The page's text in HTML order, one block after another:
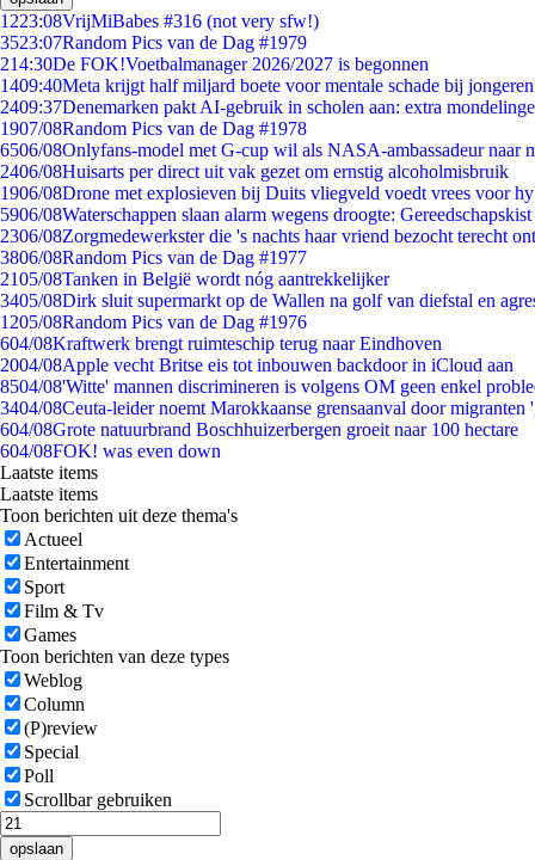
1223:08VrijMiBabes #316 (not very sfw!)
3523:07Random Pics van de Dag #1979
214:30De FOK!Voetbalmanager 2026/2027 is begonnen
1409:40Meta krijgt half miljard boete voor mentale schade bij jongeren
2409:37Denemarken pakt AI-gebruik in scholen aan: extra
1907/08Random Pics van de Dag #1978
6506/08Onlyfans-model met G-cup wil als NASA-ambassadeur naar
2406/08Huisarts per direct uit vak gezet om ernstig alcoholmisbruik
1906/08Drone met explosieven bij Duits vliegveld voedt vrees voor
5906/08Waterschappen slaan alarm wegens droogte:
2306/08Zorgmedewerkster die 's nachts haar vriend bezocht terecht
3806/08Random Pics van de Dag #1977
2105/08Tanken in België wordt nóg aantrekkelijker
3405/08Dirk sluit supermarkt op de Wallen na golf van diefstal en
1205/08Random Pics van de Dag #1976
604/08Kraftwerk brengt ruimteschip terug naar Eindhoven
2004/08Apple vecht Britse eis tot inbouwen backdoor in iCloud aan
8504/08'Witte' mannen discrimineren is volgens OM geen enkel
3404/08Ceuta-leider noemt Marokkaanse grensaanval door migranten
604/08Grote natuurbrand Boschhuizerbergen groeit naar 100 hectare
604/08FOK! was even down
Laatste items
Laatste items
Toon berichten uit deze thema's
Actueel
Entertainment
Sport
Film & Tv
Games
Toon berichten van deze types
Weblog
Column
(P)review
Special
Poll
Scrollbar gebruiken
opslaan